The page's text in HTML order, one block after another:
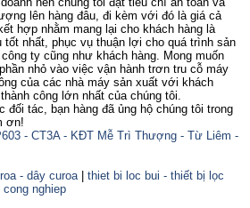
lên hàng đâu, đi kèm với đó là giá cả
hợp nhằm mang lại cho khách hàng là
nhất, phục vụ thuận lợi cho quá trình sản
ty cũng như khách hàng. Mong muốn
nhỏ vào việc vận hành trơn tru cỗ máy
của các nhà máy sản xuất với khách
công lớn nhất của chúng tôi.
tác, bạn hàng đã ủng hộ chúng tôi trong
ơn!
- CT3A - KĐT Mễ Trì Thượng - Từ Liêm -
- dây curoa| thiet bi loc bui - thiết bị lọc
cong nghiep